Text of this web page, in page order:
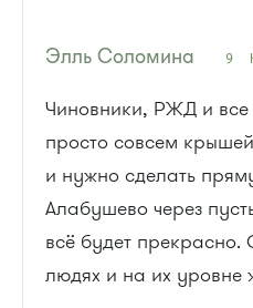
Элль Соломина 9
Чиновники, РЖД и все
просто совсем
и нужно сделать
Алабушево через
всё будет прекрасно.
людях и на их уровне